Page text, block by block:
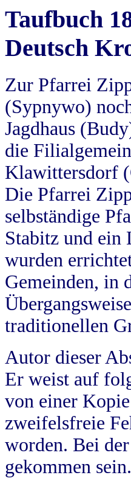
Taufbuch
Deutsch
Zur Pfarrei
(Sypnywo)
Jagdhaus
die
Klawittersdorf
Die Pfarrei
selbständige
Stabitz und
wurden
Gemeinden, in
traditionellen
Autor dieser
Er weist auf
von einer
zweifelsfreie
worden. Bei
gekommen